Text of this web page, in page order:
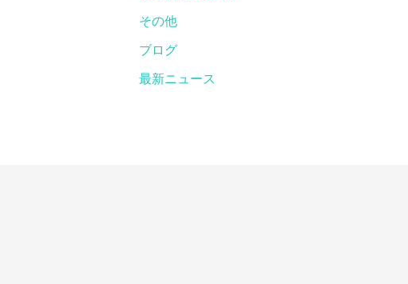
その他
ブログ
最新ニュース